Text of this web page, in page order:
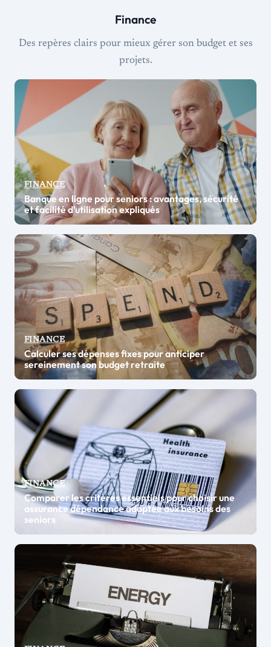
Finance
Des repères clairs pour mieux gérer son budget et ses
projets.
FINANCE
Banque en ligne pour seniors : avantages, sécurité
et facilité d’utilisation expliqués
FINANCE
Calculer ses dépenses fixes pour anticiper
sereinement son budget retraite
FINANCE
Comparer les critères essentiels pour choisir une
assurance dépendance adaptée aux besoins des
seniors